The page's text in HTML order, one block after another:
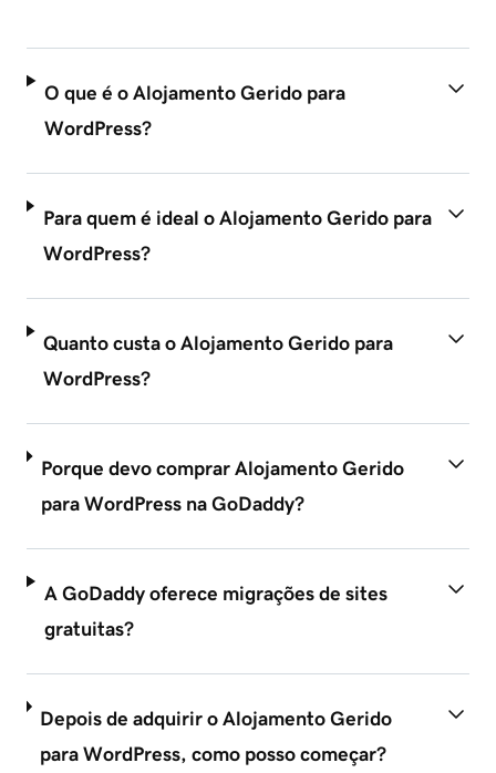
O que é o Alojamento Gerido para
WordPress?
Para quem é ideal o Alojamento Gerido para
WordPress?
Quanto custa o Alojamento Gerido para
WordPress?
Porque devo comprar Alojamento Gerido
para WordPress na GoDaddy?
A GoDaddy oferece migrações de sites
gratuitas?
Depois de adquirir o Alojamento Gerido
para WordPress, como posso começar?